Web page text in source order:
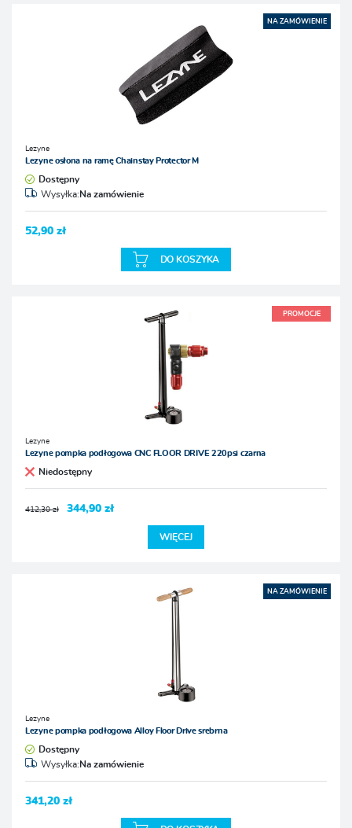
NA ZAMÓWIENIE
Lezyne
Lezyne osłona na ramę Chainstay Protector M
Dostępny
Wysyłka:Na zamówienie
52,90 zł
DO KOSZYKA
PROMOCJE
Lezyne
Lezyne pompka podłogowa CNC FLOOR DRIVE 220psi czarna
Niedostępny
412,30 zł 344,90 zł
WIĘCEJ
NA ZAMÓWIENIE
Lezyne
Lezyne pompka podłogowa Alloy Floor Drive srebrna
Dostępny
Wysyłka:Na zamówienie
341,20 zł